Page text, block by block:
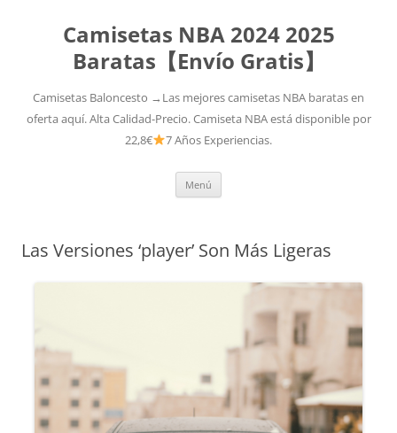
Camisetas NBA 2024 2025
Baratas【Envío Gratis】
Camisetas Baloncesto →Las mejores camisetas NBA baratas en
oferta aquí. Alta Calidad-Precio. Camiseta NBA está disponible por
22,8€
7 Años Experiencias.
Menú
Las Versiones ‘player’ Son Más Ligeras